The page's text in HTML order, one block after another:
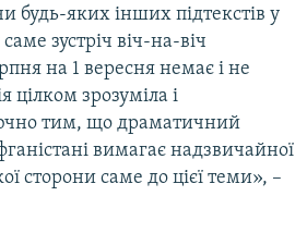
будь-яких інших підтекстів у
зустріч віч-на-віч
на 1 вересня немає і не
цілком зрозуміла і
тим, що драматичний
вимагає надзвичайної
сторони саме до цієї теми», –